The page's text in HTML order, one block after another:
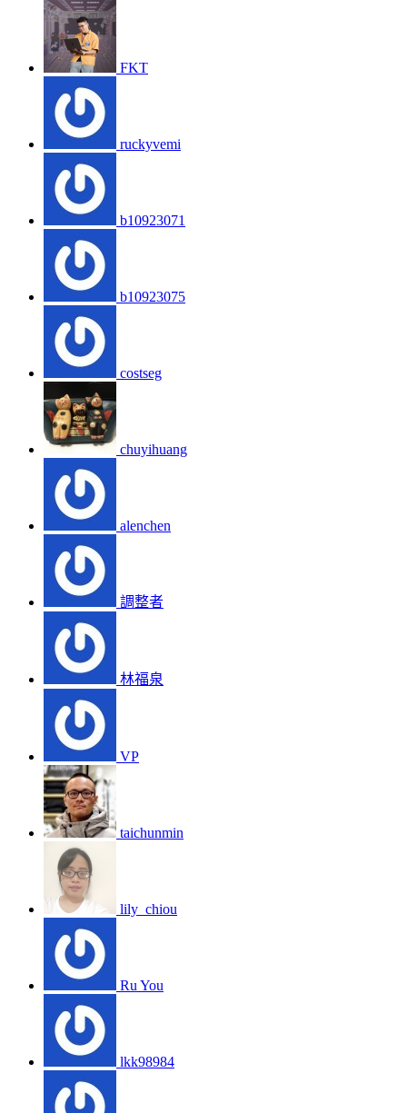
FKT
ruckyvemi
b10923071
b10923075
costseg
chuyihuang
alenchen
調整者
林福泉
VP
taichunmin
lily_chiou
Ru You
lkk98984